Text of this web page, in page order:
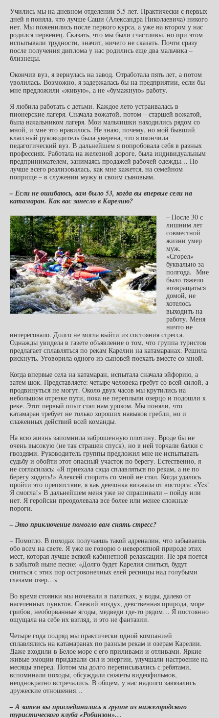
Учились мы на дневном отделении 5,5 лет. Практически с первых
дней я поняла, что лучше Саши (Александра Николаевича) никого
нет. Мы поженились после первого курса, а уже на втором у нас
родился первенец. Сказать, что мы были счастливы, но при этом
испытывали трудности, значит, ничего не сказать. Почти сразу
после получения диплома у нас родились еще два мальчика –
близнецы.
Окончив вуз, я вернулась на завод. Отработала пять лет, а потом
уволилась. Возможно, я задержалась бы на предприятии, если бы
мне предложили «живую», а не «бумажную» работу.
Я любила работать с детьми. Каждое лето устраивалась в
пионерские лагеря. Сначала вожатой, потом – старшей вожатой,
была начальником лагеря. Мои мальчишки находились рядом со
мной, и мне это нравилось. Не знаю, почему, но мой бывший
классный руководитель была уверена, что я окончила
педагогический вуз. В дальнейшем я попробовала себя в разных
профессиях. Работала на железной дороге, была индивидуальным
предпринимателем, занимаясь продажей рабочей одежды… Но
лучше всего реализовалась, как мне кажется, на семейном
поприще – в служении мужу и своим сыновьям.
– Если не ошибаюсь, вам было 53, когда вы впервые сели на
катамаран. Как вас занесло в Карелию?
– После 30 с
лишним лет
совместной
жизни умер
муж.
«Сгорел»
буквально за
полгода. Мне
было тяжело
возвращаться
домой, не
хотелось
выходить на
работу. Меня
ничто не
интересовало. Долго не могла выйти из состояния стресса.
Однажды увидела в газете объявление о том, что группа туристов
предлагает сплавляться по рекам Карелии на катамаранах. Решила
рискнуть. Уговорила одного из сыновей поехать вместе со мной.
Когда впервые села на катамаран, испытала сначала эйфорию, а
затем шок. Представляете: четыре человека гребут со всей силой, а
продвинуться не могут. Около двух часов мы крутились на
небольшом отрезке пути, пока не переплыли озерцо и подошли к
реке. Этот первый опыт стал нам уроком. Мы поняли, что
катамаран требует не только хороших навыков гребли, но и
слаженных действий всей команды.
На всю жизнь запомнила заброшенную плотину. Вроде бы не
очень высокую (не так страшен спуск), но в ней торчали балки с
гвоздями. Руководитель группы предложил мне не испытывать
судьбу и обойти этот опасный участок по берегу. Естественно, я
не согласилась: «Я приехала сюда сплавляться по рекам, а не по
берегу ходить!» Алексей спорить со мной не стал. Когда удалось
пройти это препятствие, я как девчонка визжала от восторга: «Yes!
Я смогла!» В дальнейшем меня уже не спрашивали – пойду или
нет. Я геройски преодолевала все более или менее сложные
пороги.
– Это приключение помогло вам снять стресс?
– Помогло. В походах получаешь такой адреналин, что забываешь
обо всем на свете. Я уже не говорю о невероятной природе этих
мест, которая лучше всякой кабинетной релаксации. Не зря поется
в забытой ныне песне: «Долго будет Карелия сниться, будут
сниться с этих пор остроконечных елей ресницы над голубыми
глазами озер…»
Во время стоянки мы ночевали в палатках, у воды, далеко от
населенных пунктов. Свежий воздух, девственная природа, море
грибов, необорванные ягоды, медведи где-то рядом… Я постоянно
ощущала на себе их взгляд, и это не фантазии.
Четыре года подряд мы практически одной компанией
сплавлялись на катамаранах по разным рекам и озерам Карелии.
Даже входили в Белое море с его приливами и отливами. Яркие
живые эмоции придавали сил и энергии, улучшали настроение на
месяцы вперед. Потом мы долго переписывались с ребятами,
вспоминали походы, обсуждали сюжеты видеофильмов,
неоднократно встречались. В общем, у нас надолго завязались
дружеские отношения…
– А затем вы присоединились к группе из нижегородского
туристического клуба «Робинзон»…